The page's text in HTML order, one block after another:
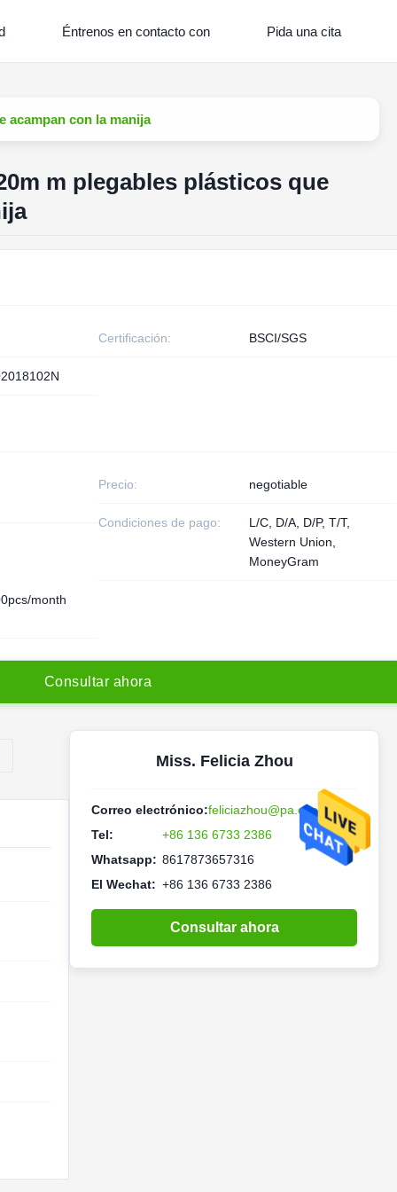
Éntrenos en contacto con Pida una cita
acampan con la manija
m plegables plásticos que
Certificación: BSCI/SGS
Precio: negotiable
Condiciones de pago:
L/C, D/A, D/P, T/T,
Western Union,
MoneyGram
month
Consu tar ahora
Miss. Felicia Zhou
Correo electrónico:feliciazhou@pa.ecer.com
Tel:
+86 136 6733 2386
Whatsapp: 8617873657316
El Wechat: +86 136 6733 2386
Consultar ahora